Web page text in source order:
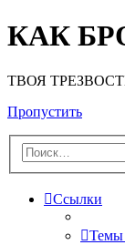
КАК
ТВОЯ
Пропустить
Ссылки
Темы